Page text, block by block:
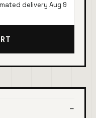
delivery Aug 9